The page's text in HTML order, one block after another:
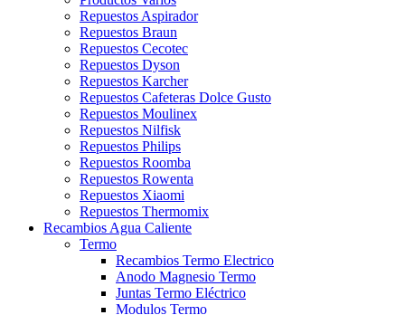
Repuestos Aspirador
Repuestos Braun
Repuestos Cecotec
Repuestos Dyson
Repuestos Karcher
Repuestos Cafeteras Dolce Gusto
Repuestos Moulinex
Repuestos Nilfisk
Repuestos Philips
Repuestos Roomba
Repuestos Rowenta
Repuestos Xiaomi
Repuestos Thermomix
Recambios Agua Caliente
Termo
Recambios Termo Electrico
Anodo Magnesio Termo
Juntas Termo Eléctrico
Modulos Termo